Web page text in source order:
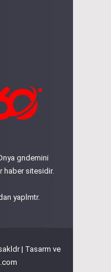
gndemini
haber sitesidir.
yaplmtr.
| Tasarm ve